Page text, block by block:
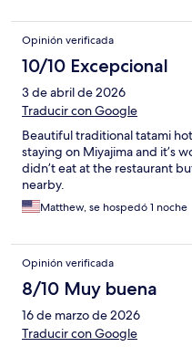
Opinión verificada
10/10 Excepcional
3 de abril de 2026
Traducir con Google
Beautiful traditional tatami
staying on Miyajima and it’s
didn’t eat at the restaurant
nearby.
Matthew, se hospedó 1 noche
Opinión verificada
8/10 Muy buena
16 de marzo de 2026
Traducir con Google